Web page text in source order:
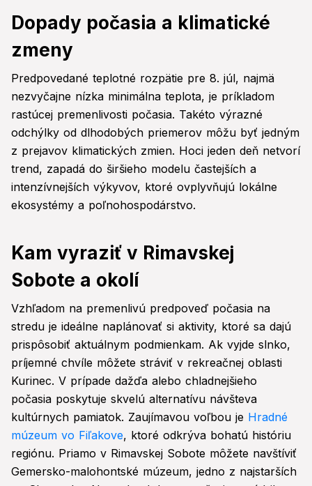
Dopady počasia a klimatické
zmeny
Predpovedané teplotné rozpätie pre 8. júl, najmä
nezvyčajne nízka minimálna teplota, je príkladom
rastúcej premenlivosti počasia. Takéto výrazné
odchýlky od dlhodobých priemerov môžu byť jedným
z prejavov klimatických zmien. Hoci jeden deň netvorí
trend, zapadá do širšieho modelu častejších a
intenzívnejších výkyvov, ktoré ovplyvňujú lokálne
ekosystémy a poľnohospodárstvo.
Kam vyraziť v Rimavskej
Sobote a okolí
Vzhľadom na premenlivú predpoveď počasia na
stredu je ideálne naplánovať si aktivity, ktoré sa dajú
prispôsobiť aktuálnym podmienkam. Ak vyjde slnko,
príjemné chvíle môžete stráviť v rekreačnej oblasti
Kurinec. V prípade dažďa alebo chladnejšieho
počasia poskytuje skvelú alternatívu návšteva
kultúrnych pamiatok. Zaujímavou voľbou je Hradné
múzeum vo Fiľakove, ktoré odkrýva bohatú históriu
regiónu. Priamo v Rimavskej Sobote môžete navštíviť
Gemersko-malohontské múzeum, jedno z najstarších